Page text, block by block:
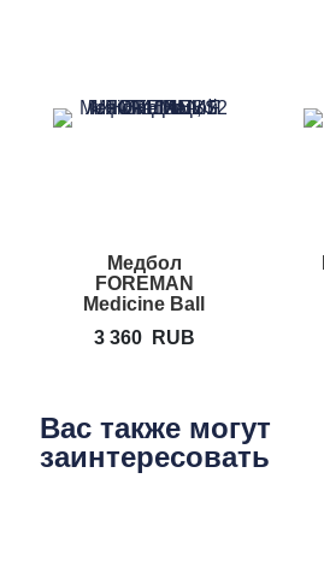
Медбол
FOREMAN
Medicine Ball
3 360
RUB
Вас также могут
заинтересовать